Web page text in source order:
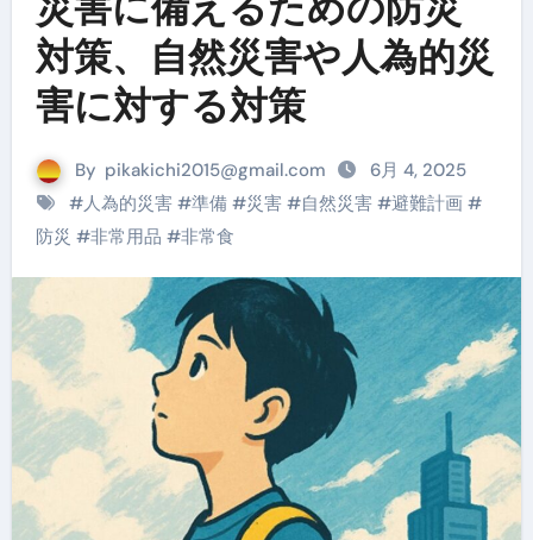
対策、自然災害や人為的災
害に対する対策
By pikakichi2015@gmail.com
6月 4, 2025
#人為的災害#準備#災害#自然災害#避難計画#
防災 #非常用品 #非常食